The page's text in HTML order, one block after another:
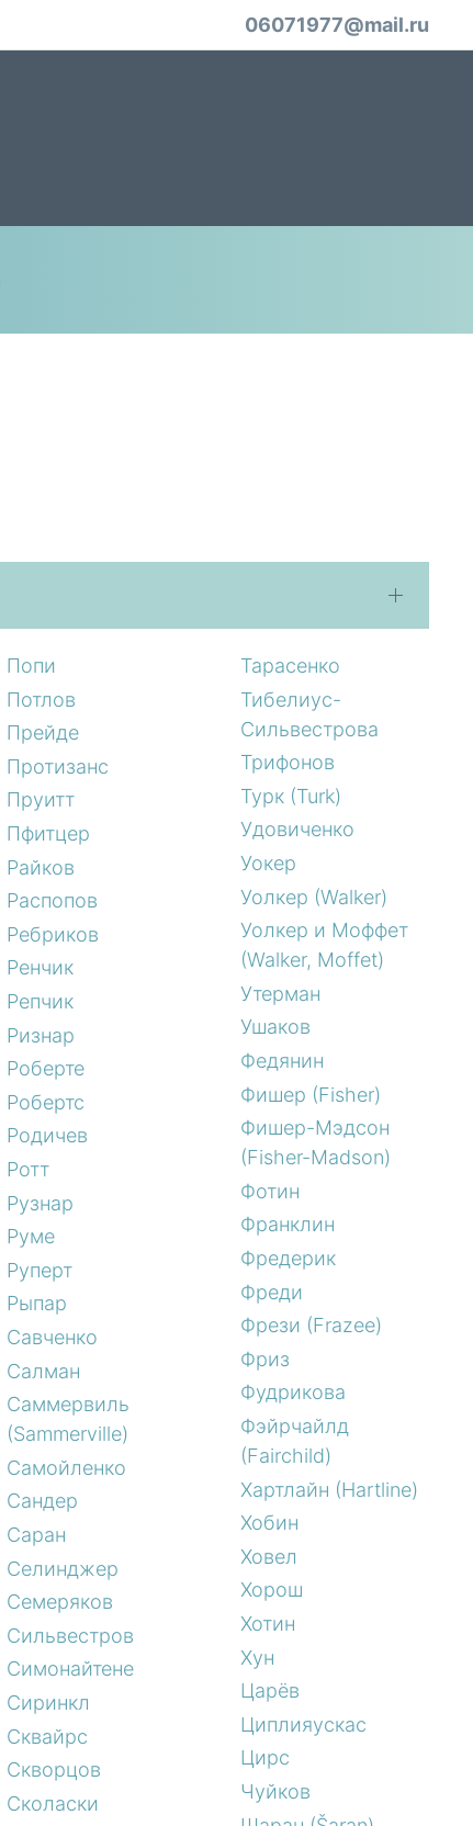
06071977@mail.ru
Попи
Потлов
Прейде
Протизанс
Пруитт
Пфитцер
Райков
Распопов
Ребриков
Ренчик
Репчик
Ризнар
Роберте
Робертс
Родичев
Ротт
Рузнар
Руме
Руперт
Рыпар
Савченко
Салман
Саммервиль
(Sammerville)
Самойленко
Сандер
Саран
Селинджер
Семеряков
Сильвестров
Симонайтене
Сиринкл
Сквайрс
Скворцов
Сколаски
Тарасенко
Тибелиус-
Сильвестрова
Трифонов
Турк (Turk)
Удовиченко
Уокер
Уолкер (Walker)
Уолкер и Моффет
(Walker, Moffet)
Утерман
Ушаков
Федянин
Фишер (Fisher)
Фишер-Мэдсон
(Fisher-Madson)
Фотин
Франклин
Фредерик
Фреди
Фрези (Frazee)
Фриз
Фудрикова
Фэйрчайлд
(Fairchild)
Хартлайн (Hartline)
Хобин
Ховел
Хорош
Хотин
Хун
Царёв
Циплияускас
Цирс
Чуйков